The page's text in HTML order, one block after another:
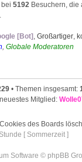
5192 Besuchern, die
[Bot] , Großartiger,
, Globale Moderatoren
• Themen insgesamt:
Mitglied:
des Boards
[ Sommerzeit ]
Software © phpBB